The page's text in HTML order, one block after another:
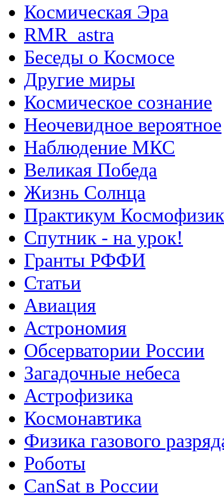
Космическая Эра
RMR_astra
Беседы о Космосе
Другие миры
Космическое сознание
Неочевидное вероятное
Наблюдение МКС
Великая Победа
Жизнь Солнца
Практикум
Спутник - на урок!
Гранты РФФИ
Статьи
Авиация
Астрономия
Обсерватории России
Загадочные небеса
Астрофизика
Космонавтика
Физика газового
Роботы
CanSat в России